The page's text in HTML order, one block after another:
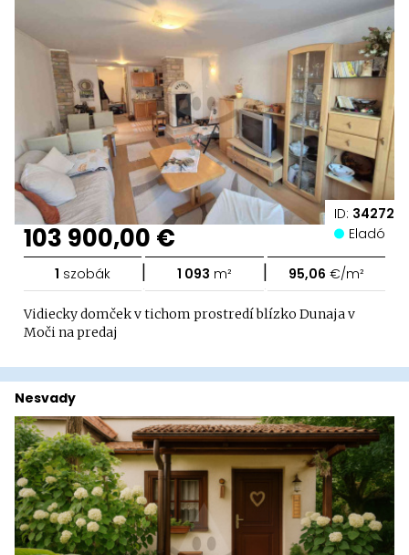
ID: 34272
103 900,00 € Eladó
1 szobák | 1 093 m² | 95,06 €/m²
Vidiecky domček v tichom prostredí blízko Dunaja v
Moči na predaj
Nesvady